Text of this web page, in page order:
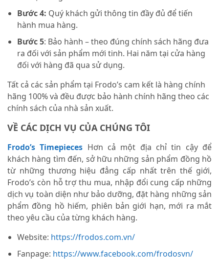
Bước 4: Quý khách gửi thông tin đầy đủ để tiến
hành mua hàng.
Bước 5: Bảo hành – theo đúng chính sách hãng đưa
ra đối với sản phẩm mới tinh. Hai năm tại cửa hàng
đối với hàng đã qua sử dụng.
Tất cả các sản phẩm tại Frodo’s cam kết là hàng chính
hãng 100% và đều được bảo hành chính hãng theo các
chính sách của nhà sản xuất.
VỀ CÁC DỊCH VỤ CỦA CHÚNG TÔI
Frodo’s Timepieces Hơn cả một địa chỉ tin cậy để
khách hàng tìm đến, sở hữu những sản phẩm đồng hồ
từ những thương hiệu đẳng cấp nhất trên thế giới,
Frodo’s còn hỗ trợ thu mua, nhập đổi cung cấp những
dịch vụ toàn diện như bảo dưỡng, đặt hàng những sản
phẩm đồng hồ hiếm, phiên bản giới hạn, mới ra mắt
theo yêu cầu của từng khách hàng.
Website: https://frodos.com.vn/
Fanpage: https://www.facebook.com/frodosvn/